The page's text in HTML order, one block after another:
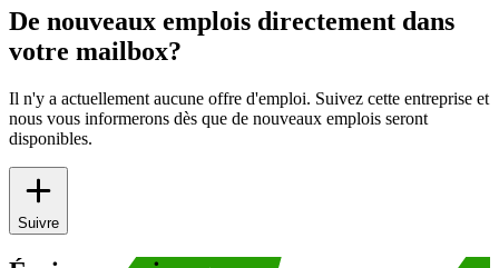
De nouveaux emplois directement dans
votre mailbox?
Il n'y a actuellement aucune offre d'emploi. Suivez cette entreprise et
nous vous informerons dès que de nouveaux emplois seront
disponibles.
Suivre